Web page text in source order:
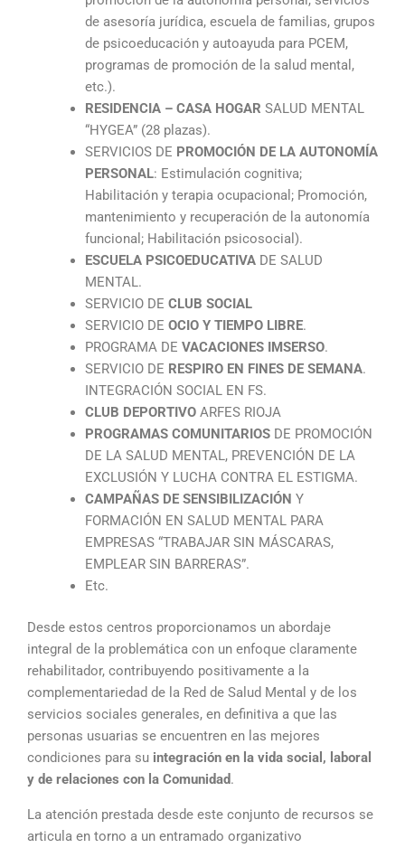
de asesoría jurídica, escuela de familias, grupos
de psicoeducación y autoayuda para PCEM,
programas de promoción de la salud mental,
etc.).
RESIDENCIA – CASA HOGAR SALUD MENTAL
“HYGEA” (28 plazas).
SERVICIOS DE PROMOCIÓN DE LA AUTONOMÍA
PERSONAL: Estimulación cognitiva;
Habilitación y terapia ocupacional; Promoción,
mantenimiento y recuperación de la autonomía
funcional; Habilitación psicosocial).
ESCUELA PSICOEDUCATIVADE SALUD
MENTAL.
SERVICIO DE CLUB SOCIAL
SERVICIO DE OCIO Y TIEMPO LIBRE.
PROGRAMA DE VACACIONES IMSERSO.
SERVICIO DE RESPIRO EN FINES DE SEMANA.
INTEGRACIÓN SOCIAL EN FS.
CLUB DEPORTIVOARFES RIOJA
PROGRAMAS COMUNITARIOSDE PROMOCIÓN
DE LA SALUD MENTAL, PREVENCIÓN DE LA
EXCLUSIÓN Y LUCHA CONTRA EL ESTIGMA.
CAMPAÑAS DE SENSIBILIZACIÓN Y
FORMACIÓN EN SALUD MENTAL PARA
EMPRESAS “TRABAJAR SIN MÁSCARAS,
EMPLEAR SIN BARRERAS”.
Etc.
Desde estos centros proporcionamos un abordaje
integral de la problemática con un enfoque claramente
rehabilitador, contribuyendo positivamente a la
complementariedad de la Red de Salud Mental y de los
servicios sociales generales, en definitiva a que las
personas usuarias se encuentren en las mejores
condiciones para su integración en la vida social, laboral
y de relaciones con la Comunidad.
La atención prestada desde este conjunto de recursos se
articula en torno a un entramado organizativo